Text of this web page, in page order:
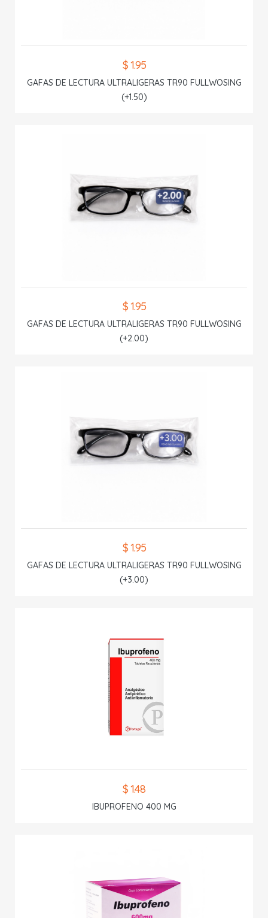
$ 1.95
GAFAS DE LECTURA ULTRALIGERAS TR90 FULLWOSING
(+1.50)
$ 1.95
GAFAS DE LECTURA ULTRALIGERAS TR90 FULLWOSING
(+2.00)
$ 1.95
GAFAS DE LECTURA ULTRALIGERAS TR90 FULLWOSING
(+3.00)
$ 1.48
IBUPROFENO 400 MG